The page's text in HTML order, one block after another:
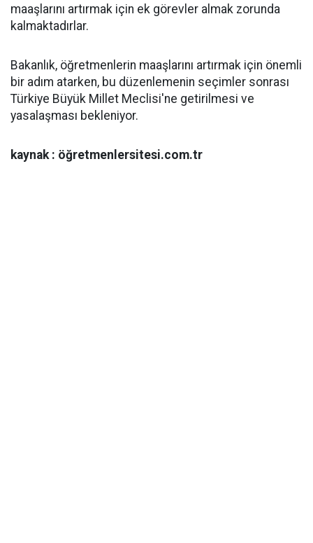
maaşlarını artırmak için ek görevler almak zorunda
kalmaktadırlar.
Bakanlık, öğretmenlerin maaşlarını artırmak için önemli
bir adım atarken, bu düzenlemenin seçimler sonrası
Türkiye Büyük Millet Meclisi'ne getirilmesi ve
yasalaşması bekleniyor.
kaynak : öğretmenlersitesi.com.tr